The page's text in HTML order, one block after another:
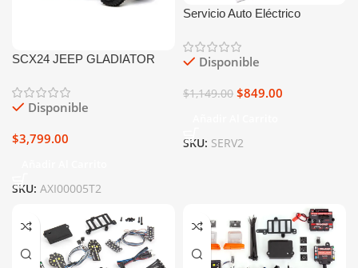
SCX24 JEEP GLADIATOR
4WD RTR (BLUE)
Disponible
$3,799.00
SKU: AXI00005T2
Servicio Auto Eléctrico
Disponible
$1,149.00 $849.00
SKU: SERV2